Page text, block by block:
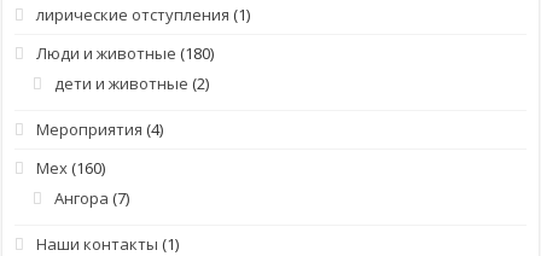
лирические отступления (1)
Люди и животные (180)
дети и животные (2)
Мероприятия (4)
Мех(160)
Ангора (7)
Наши контакты (1)